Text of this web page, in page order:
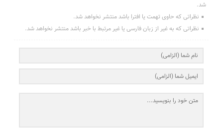
شد.
نظراتی که حاوی تهمت یا افترا باشد منتشر نخواهد شد.
نظراتی که به غیر از زبان فارسی یا غیر مرتبط با خبر باشد منتشر نخواهد شد.